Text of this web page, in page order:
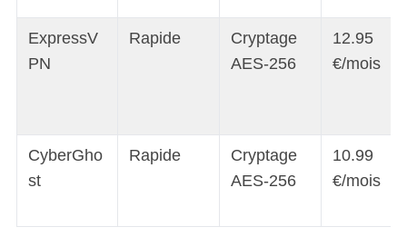
ExpressV
PN
Rapide
Cryptage
AES-256
12.95
€/mois
CyberGho
st
Rapide
Cryptage
AES-256
10.99
€/mois